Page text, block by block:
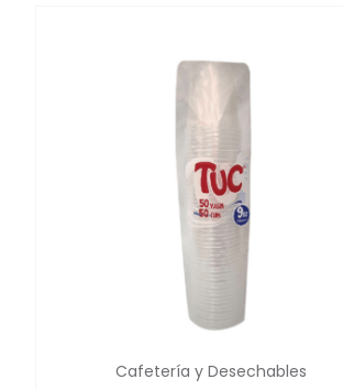
Cafetería y Desechables